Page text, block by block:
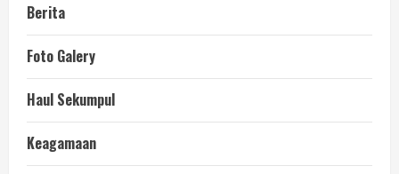
Berita
Foto Galery
Haul Sekumpul
Keagamaan